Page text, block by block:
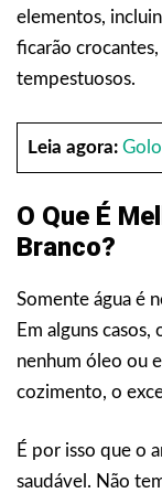
elementos,
ficarão
tempestuosos.
Leia agora:
O Que É
Branco?
Somente água é
Em alguns
nenhum óleo ou
cozimento, o
É por isso que o
saudável. Não